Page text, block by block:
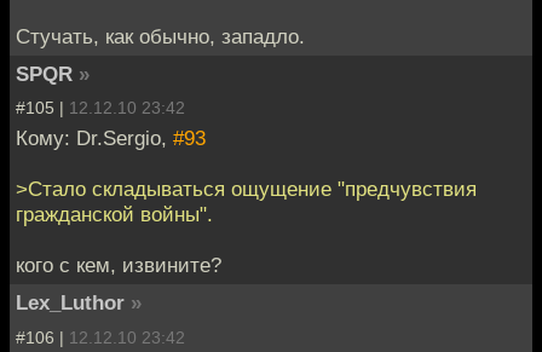
Стучать, как обычно, западло.
SPQR »
#105 | 12.12.10 23:42
Кому: Dr.Sergio, #93
>Стало складываться ощущение "предчувствия
гражданской войны".
кого с кем, извините?
Lex_Luthor »
#106 | 12.12.10 23:42